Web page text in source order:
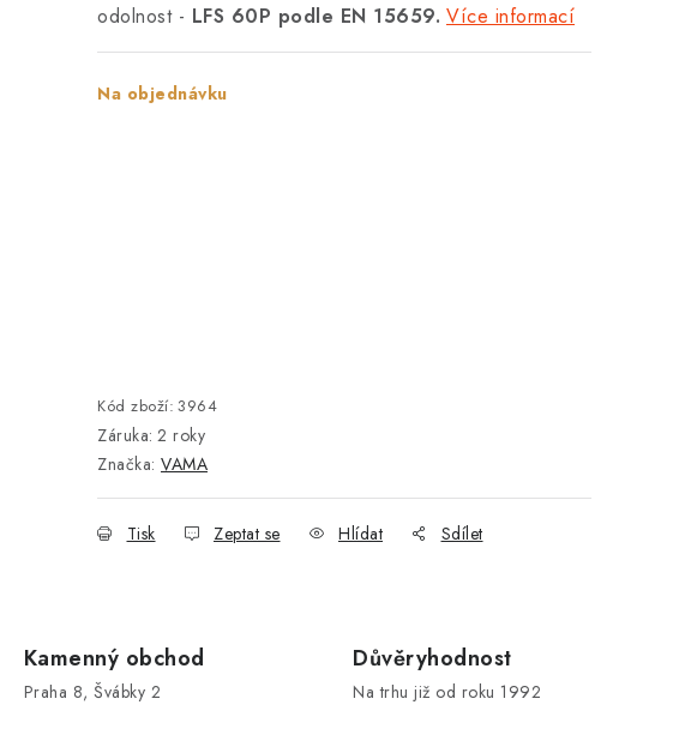
odolnost - LFS 60P podle EN 15659. Více informací
Na objednávku
Kód zboží: 3964
Záruka: 2 roky
Značka: VAMA
Tisk Zeptat se Hlídat Sdílet
Kamenný obchod
Praha 8, Švábky 2
Důvěryhodnost
Na trhu již od roku 1992